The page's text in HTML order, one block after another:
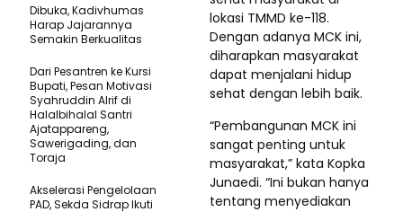
lokasi TMMD ke-118.
Dengan adanya MCK ini,
diharapkan masyarakat
dapat menjalani hidup
sehat dengan lebih baik.
“Pembangunan MCK ini
sangat penting untuk
masyarakat,” kata Kopka
Junaedi. “Ini bukan hanya
tentang menyediakan
Dibuka, Kadivhumas
Harap Jajarannya
Semakin Berkualitas
Dari Pesantren ke Kursi
Bupati, Pesan Motivasi
Syahruddin Alrif di
Halalbihalal Santri
Ajatappareng,
Sawerigading, dan
Toraja
Akselerasi Pengelolaan
PAD, Sekda Sidrap Ikuti